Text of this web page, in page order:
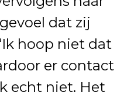
dat zij
hoop niet dat
er contact
echt niet. Het